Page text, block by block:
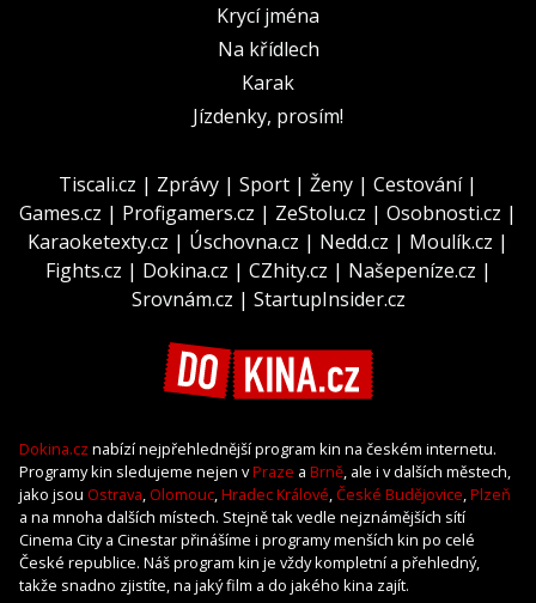
Krycí jména
Na křídlech
Karak
Jízdenky, prosím!
Tiscali.cz | Zprávy | Sport | Ženy | Cestování|
Games.cz | Profigamers.cz | ZeStolu.cz | Osobnosti.cz |
Karaoketexty.cz | Úschovna.cz | Nedd.cz | Moulík.cz |
Fights.cz | Dokina.cz | CZhity.cz | Našepeníze.cz |
Srovnám.cz | StartupInsider.cz
Dokina.cz nabízí nejpřehlednější program kin na českém internetu.
Programy kin sledujeme nejen vPraze a Brně, ale i v dalších městech,
jako jsou Ostrava, Olomouc,Hradec Králové,České Budějovice,Plzeň
a na mnoha dalších místech. Stejně tak vedle nejznámějších sítí
Cinema City a Cinestar přinášíme i programy menších kin po celé
České republice. Náš program kin je vždy kompletní a přehledný,
takže snadno zjistíte, na jaký film a do jakého kina zajít.